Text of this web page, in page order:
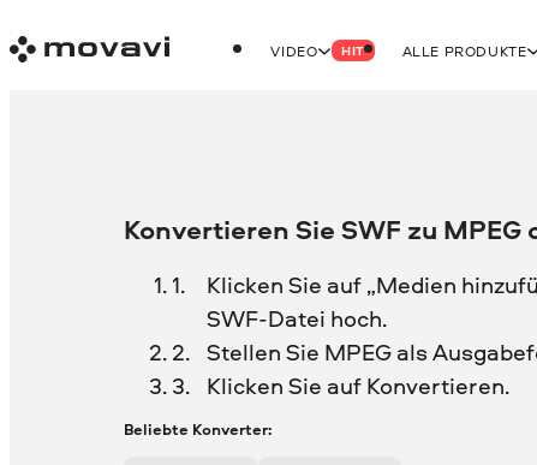
VIDEO HIT ALLE PRODUKTE
Konvertieren Sie SWF zu
Klicken Sie auf „Medien
SWF-Datei hoch.
Stellen Sie MPEG als
Klicken Sie auf Konvertieren.
Beliebte Konverter: